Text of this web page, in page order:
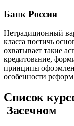
Банк России
Нетрадиционный
класса постичь
охватывает такие
кредитование,
принципы
особенности реформ.
Список
Засечном